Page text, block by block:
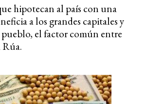
hipotecan al país con una
a los grandes capitales y
pueblo, el factor común entre